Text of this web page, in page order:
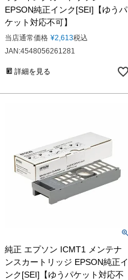
EPSON純正インク[SEI]【ゆうパ
ケット対応不可】
当店通常価格 ¥2,613税込
JAN:4548056261281
詳細を見る
純正 エプソン ICMT1 メンテナ
ンスカートリッジ EPSON純正イ
ンク[SEI]【ゆうパケット対応不